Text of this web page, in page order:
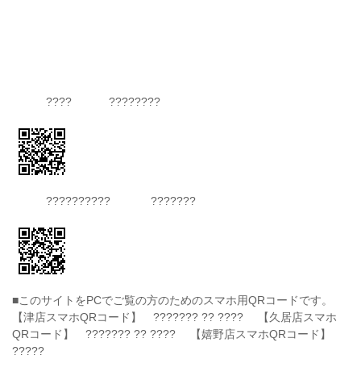
???? ????????
?????????? ???????
■このサイトをPCでご覧の方のためのスマホ用QRコードです。
【津店スマホQRコード】 ??????? ?? ???? 【久居店スマホ
QRコード】 ??????? ?? ???? 【嬉野店スマホQRコード】
?????